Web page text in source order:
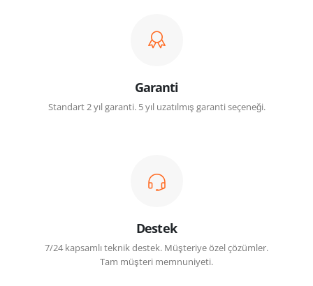
Garanti
Standart 2 yıl garanti. 5 yıl uzatılmış garanti seçeneği.
Destek
7/24 kapsamlı teknik destek. Müşteriye özel çözümler.
Tam müşteri memnuniyeti.